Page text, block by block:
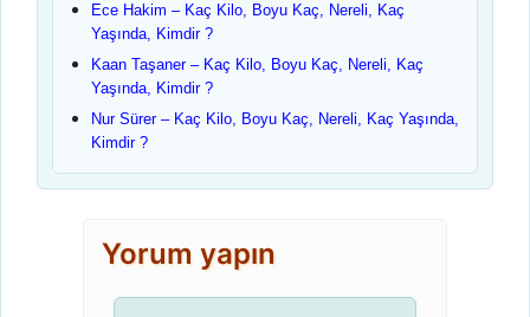
Ece Hakim – Kaç Kilo, Boyu Kaç, Nereli, Kaç
Yaşında, Kimdir ?
Kaan Taşaner – Kaç Kilo, Boyu Kaç, Nereli, Kaç
Yaşında, Kimdir ?
Nur Sürer – Kaç Kilo, Boyu Kaç, Nereli, Kaç Yaşında,
Kimdir ?
Yorum yapın